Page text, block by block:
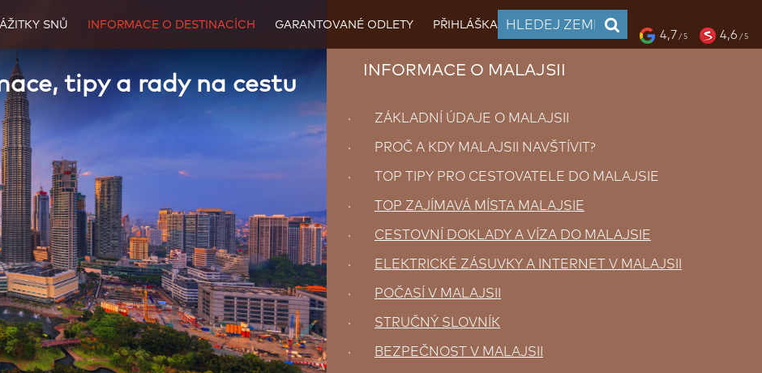
SNŮ INFORMACE O DESTINACÍCH GARANTOVANÉ ODLETY PŘIHLÁŠKA
4,7 / 5 4,6 / 5
tipy a rady na cestu
INFORMACE O MALAJSII
· ZÁKLADNÍ ÚDAJE O MALAJSII
· PROČ A KDY MALAJSII NAVŠTÍVIT?
· TOP TIPY PRO CESTOVATELE DO MALAJSIE
· TOP ZAJÍMAVÁ MÍSTA MALAJSIE
· CESTOVNÍ DOKLADY A VÍZA DO MALAJSIE
· ELEKTRICKÉ ZÁSUVKY A INTERNET V MALAJSII
· POČASÍ V MALAJSII
· STRUČNÝ SLOVNÍK
· BEZPEČNOST V MALAJSII